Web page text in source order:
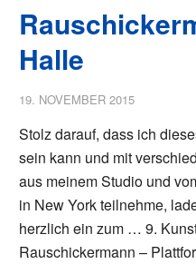
Halle
19. NOVEMBER 2015
Stolz darauf, dass ich
sein kann und mit
aus meinem Studio und
in New York teilnehme,
herzlich ein zum … 9.
Rauschickermann –